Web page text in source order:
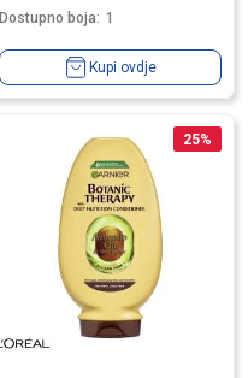
Dostupno boja: 1
Kupi ovdje
25%